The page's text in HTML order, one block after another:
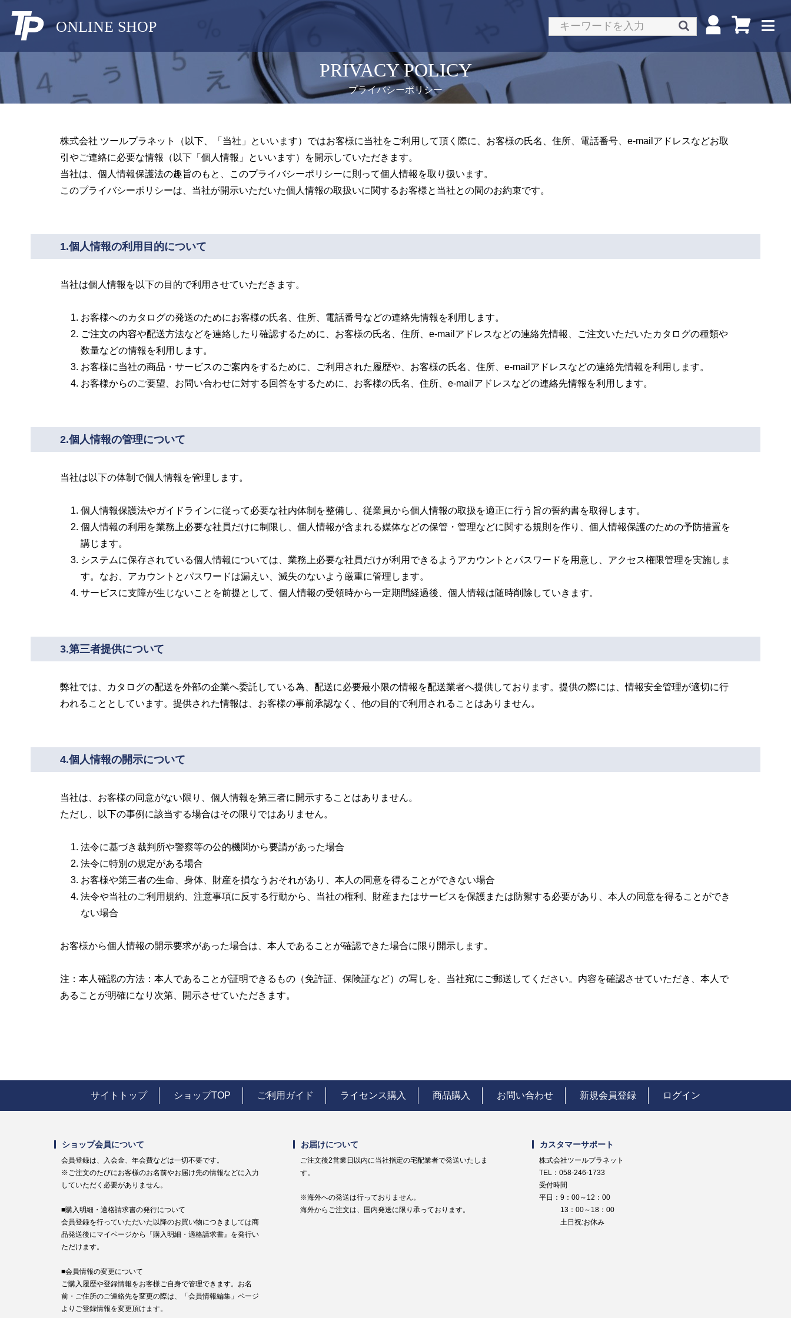
ONLINE SHOP
PRIVACY POLICY
プライバシーポリシー
株式会社 ツールプラネット（以下、「当社」といいます）ではお客様に当社をご利用して頂く際に、お客様の氏名、住所、電話番号、e-mailアドレスなどお取
引やご連絡に必要な情報（以下「個人情報」といいます）を開示していただきます。
当社は、個人情報保護法の趣旨のもと、このプライバシーポリシーに則って個人情報を取り扱います。
このプライバシーポリシーは、当社が開示いただいた個人情報の取扱いに関するお客様と当社との間のお約束です。
1.個人情報の利用目的について
当社は個人情報を以下の目的で利用させていただきます。
お客様へのカタログの発送のためにお客様の氏名、住所、電話番号などの連絡先情報を利用します。
ご注文の内容や配送方法などを連絡したり確認するために、お客様の氏名、住所、e-mailアドレスなどの連絡先情報、ご注文いただいたカタログの種類や
数量などの情報を利用します。
お客様に当社の商品・サービスのご案内をするために、ご利用された履歴や、お客様の氏名、住所、e-mailアドレスなどの連絡先情報を利用します。
お客様からのご要望、お問い合わせに対する回答をするために、お客様の氏名、住所、e-mailアドレスなどの連絡先情報を利用します。
2.個人情報の管理について
当社は以下の体制で個人情報を管理します。
個人情報保護法やガイドラインに従って必要な社内体制を整備し、従業員から個人情報の取扱を適正に行う旨の誓約書を取得します。
個人情報の利用を業務上必要な社員だけに制限し、個人情報が含まれる媒体などの保管・管理などに関する規則を作り、個人情報保護のための予防措置を
講じます。
システムに保存されている個人情報については、業務上必要な社員だけが利用できるようアカウントとパスワードを用意し、アクセス権限管理を実施しま
す。なお、アカウントとパスワードは漏えい、滅失のないよう厳重に管理します。
サービスに支障が生じないことを前提として、個人情報の受領時から一定期間経過後、個人情報は随時削除していきます。
3.第三者提供について
弊社では、カタログの配送を外部の企業へ委託している為、配送に必要最小限の情報を配送業者へ提供しております。提供の際には、情報安全管理が適切に行
われることとしています。提供された情報は、お客様の事前承認なく、他の目的で利用されることはありません。
4.個人情報の開示について
当社は、お客様の同意がない限り、個人情報を第三者に開示することはありません。
ただし、以下の事例に該当する場合はその限りではありません。
法令に基づき裁判所や警察等の公的機関から要請があった場合
法令に特別の規定がある場合
お客様や第三者の生命、身体、財産を損なうおそれがあり、本人の同意を得ることができない場合
法令や当社のご利用規約、注意事項に反する行動から、当社の権利、財産またはサービスを保護または防禦する必要があり、本人の同意を得ることができ
ない場合
お客様から個人情報の開示要求があった場合は、本人であることが確認できた場合に限り開示します。
注：本人確認の方法：本人であることが証明できるもの（免許証、保険証など）の写しを、当社宛にご郵送してください。内容を確認させていただき、本人で
あることが明確になり次第、開示させていただきます。
サイトトップ ショップTOP ご利用ガイド ライセンス購入 商品購入 お問い合わせ 新規会員登録 ログイン
ショップ会員について
会員登録は、入会金、年会費などは一切不要です。
※ご注文のたびにお客様のお名前やお届け先の情報などに入力
していただく必要がありません。
■購入明細・適格請求書の発行について
会員登録を行っていただいた以降のお買い物につきましては商
品発送後にマイページから『購入明細・適格請求書』を発行い
ただけます。
■会員情報の変更について
ご購入履歴や登録情報をお客様ご自身で管理できます。お名
前・ご住所のご連絡先を変更の際は、「会員情報編集」ページ
よりご登録情報を変更頂けます。
お届けについて
ご注文後2営業日以内に当社指定の宅配業者で発送いたしま
す。
※海外への発送は行っておりません。
海外からご注文は、国内発送に限り承っております。
カスタマーサポート
株式会社ツールプラネット
TEL：058-246-1733
受付時間
平日：9：00～12：00
13：00～18：00
土日祝:お休み